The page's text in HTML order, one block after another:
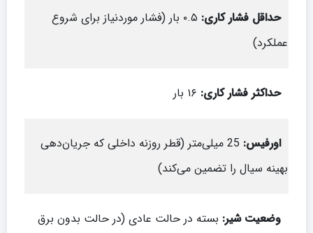
حداقل فشار کاری:
۰.۵ بار (فشار موردنیاز برای شروع
عملکرد)
حداکثر فشار کاری:
اورفیس:
25 میلی‌متر (قطر روزنه داخلی که جریان‌دهی
بهینه سیال را تضمین می‌کند)
وضعیت شیر: بسته در حالت عادی (در حالت بدون برق